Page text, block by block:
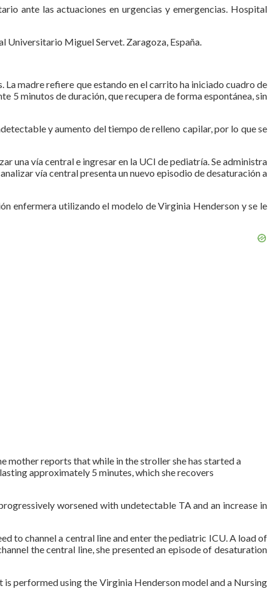
ante las actuaciones en urgencias y emergencias. Hospital
Universitario Miguel Servet. Zaragoza, España.
La madre refiere que estando en el carrito ha iniciado cuadro de
5 minutos de duración, que recupera de forma espontánea, sin
y aumento del tiempo de relleno capilar, por lo que se
una vía central e ingresar en la UCI de pediatría. Se administra
vía central presenta un nuevo episodio de desaturación a
enfermera utilizando el modelo de Virginia Henderson y se le
mother reports that while in the stroller she has started a
approximately 5 minutes, which she recovers
worsened with undetectable TA and an increase in
to channel a central line and enter the pediatric ICU. A load of
the central line, she presented an episode of desaturation
is performed using the Virginia Henderson model and a Nursing